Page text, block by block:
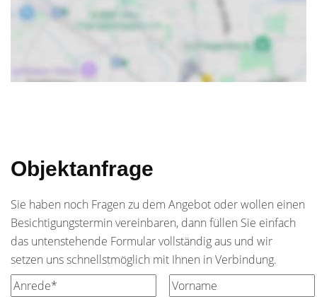
Objektanfrage
Sie haben noch Fragen zu dem Angebot oder wollen einen
Besichtigungstermin vereinbaren, dann füllen Sie einfach
das untenstehende Formular vollständig aus und wir
setzen uns schnellstmöglich mit Ihnen in Verbindung.